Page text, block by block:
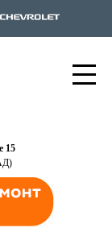
15